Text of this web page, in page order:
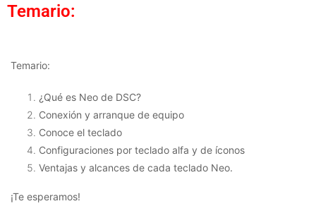
Temario:
Temario:
¿Qué es Neo de DSC?
Conexión y arranque de equipo
Conoce el teclado
Configuraciones por teclado alfa y de íconos
Ventajas y alcances de cada teclado Neo.
¡Te esperamos!